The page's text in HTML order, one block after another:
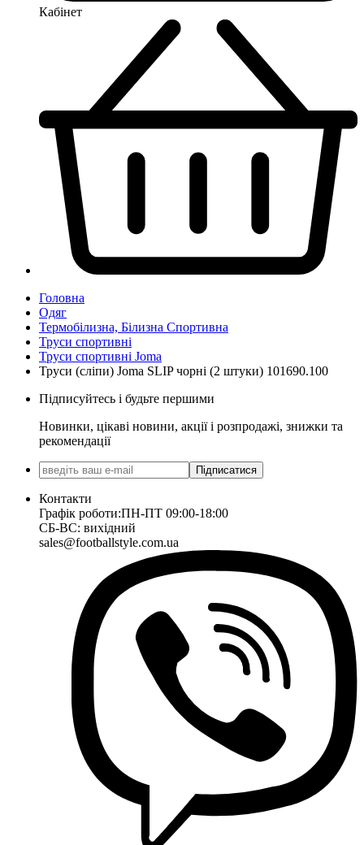
Кабінет
Головна
Одяг
Термобілизна, Білизна Спортивна
Труси спортивні
Труси спортивні Joma
Труси (сліпи) Joma SLIP чорні (2 штуки) 101690.100
Підписуйтесь і будьте першими
Новинки, цікаві новини, акції і розпродажі, знижки та
рекомендації
Підписатися
Контакти
Графік роботи:ПН-ПТ 09:00-18:00
СБ-ВС: вихідний
sales@footballstyle.com.ua